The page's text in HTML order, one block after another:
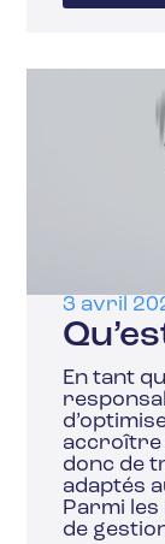
3 avril
En tant
accroître
donc de
adaptés
Parmi
de